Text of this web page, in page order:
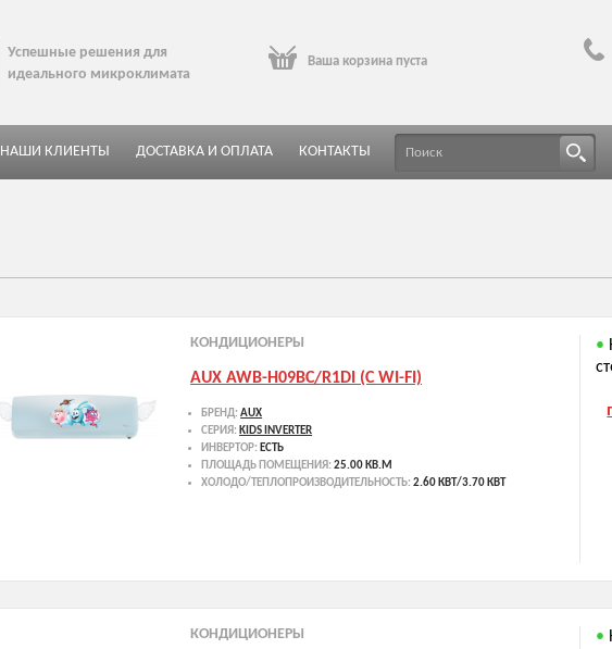
Успешные решения для
идеального микроклимата
Ваша корзина пуста
НАШИ КЛИЕНТЫ ДОСТАВКА И ОПЛАТА КОНТАКТЫ
КОНДИЦИОНЕРЫ
AUX AWB-H09BC/R1DI (C WI-FI)
БРЕНД:AUX
СЕРИЯ: KIDS INVERTER
ИНВЕРТОР: ЕСТЬ
ПЛОЩАДЬ ПОМЕЩЕНИЯ:25.00 КВ.М
ХОЛОДО/ТЕПЛОПРОИЗВОДИТЕЛЬНОСТЬ:2.60 КВТ/3.70 КВТ
КОНДИЦИОНЕРЫ